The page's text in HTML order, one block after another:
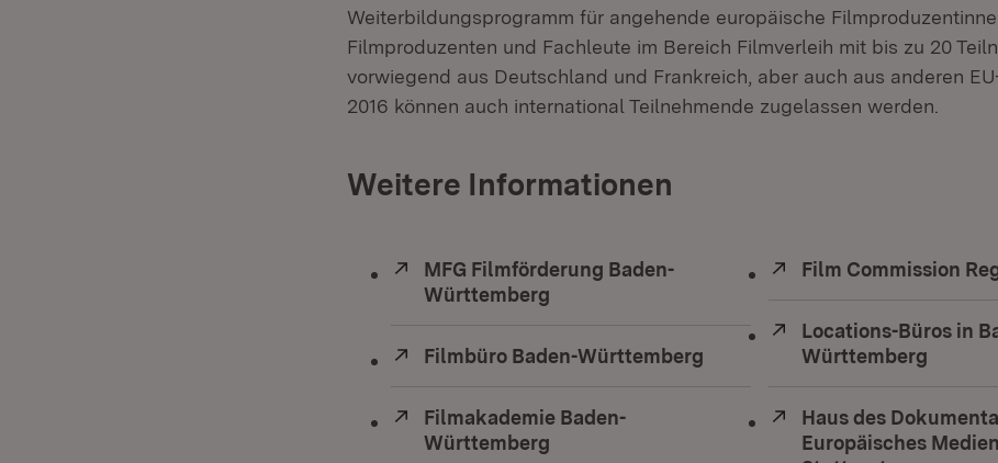
Weiterbildungsprogramm für angehende europäische
Filmproduzenten und Fachleute im Bereich Filmverleih mit bis zu 20
vorwiegend aus Deutschland und Frankreich, aber auch aus anderen
2016 können auch international Teilnehmende zugelassen werden.
Weitere Informationen
Extern:
MFG Filmförderung Baden-
Württemberg
Extern:
Filmbüro Baden-Württemberg (Öffnet in neuem Fenster)
Extern:
Filmakademie Baden-
Württemberg
Extern:
Film Commission
Extern:
Locations-Büros in
Württemberg
Extern:
Haus des
Europäisches